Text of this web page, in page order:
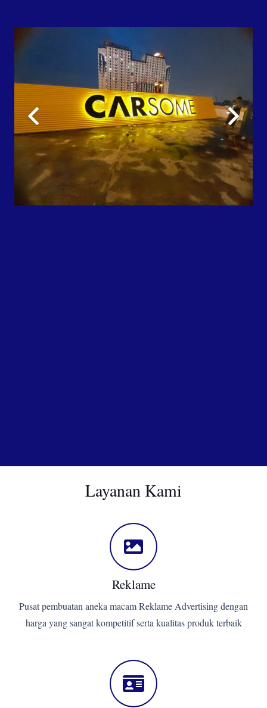
Layanan Kami
Reklame
Pusat pembuatan aneka macam Reklame Advertising dengan
harga yang sangat kompetitif serta kualitas produk terbaik